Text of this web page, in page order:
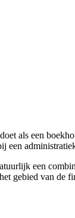
als een
een
een
gebied van de